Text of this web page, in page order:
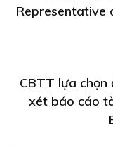
Representative
CBTT lựa
xét báo cáo